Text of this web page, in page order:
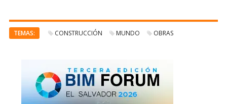
TEMAS: CONSTRUCCIÓN MUNDO OBRAS